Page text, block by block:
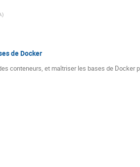
)
de Docker
conteneurs, et maîtriser les bases de